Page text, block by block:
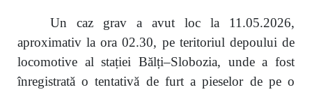
Un caz grav a avut loc la 11.05.2026,
aproximativ la ora 02.30, pe teritoriul depoului de
locomotive al stației Bălți–Slobozia, unde a fost
înregistrată o tentativă de furt a pieselor de pe o